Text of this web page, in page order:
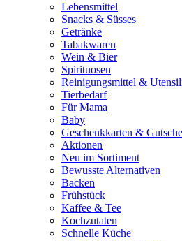
Lebensmittel
Snacks & Süsses
Getränke
Tabakwaren
Wein & Bier
Spirituosen
Reinigungsmittel &
Tierbedarf
Für Mama
Baby
Geschenkkarten &
Aktionen
Neu im Sortiment
Bewusste Alternativen
Backen
Frühstück
Kaffee & Tee
Kochzutaten
Schnelle Küche